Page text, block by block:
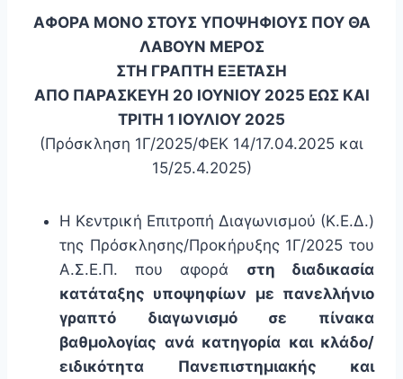
ΑΦΟΡΑ ΜΟΝΟ ΣΤΟΥΣ ΥΠΟΨΗΦΙΟΥΣ ΠΟΥ ΘΑ
ΛΑΒΟΥΝ ΜΕΡΟΣ
ΣΤΗ ΓΡΑΠΤΗ ΕΞΕΤΑΣΗ
ΑΠΟ ΠΑΡΑΣΚΕΥΗ 20 ΙΟΥΝΙΟΥ 2025 ΕΩΣ ΚΑΙ
ΤΡΙΤΗ 1 ΙΟΥΛΙΟΥ 2025
(Πρόσκληση 1Γ/2025/ΦΕΚ 14/17.04.2025 και
15/25.4.2025)
Η Κεντρική Επιτροπή Διαγωνισμού (Κ.Ε.Δ.)
της Πρόσκλησης/Προκήρυξης 1Γ/2025 του
Α.Σ.Ε.Π.
που αφορά στη διαδικασία
κατάταξης υποψηφίων με πανελλήνιο
γραπτό διαγωνισμό σε πίνακα
βαθμολογίας ανά κατηγορία και κλάδο/
ειδικότητα Πανεπιστημιακής και